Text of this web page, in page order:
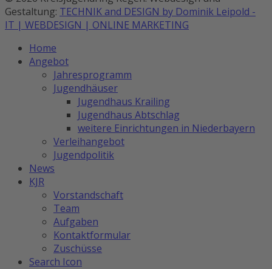
Gestaltung: TECHNIK and DESIGN by Dominik Leipold -
IT | WEBDESIGN | ONLINE MARKETING
Home
Angebot
Jahresprogramm
Jugendhäuser
Jugendhaus Krailing
Jugendhaus Abtschlag
weitere Einrichtungen in Niederbayern
Verleihangebot
Jugendpolitik
News
KJR
Vorstandschaft
Team
Aufgaben
Kontaktformular
Zuschüsse
Search Icon